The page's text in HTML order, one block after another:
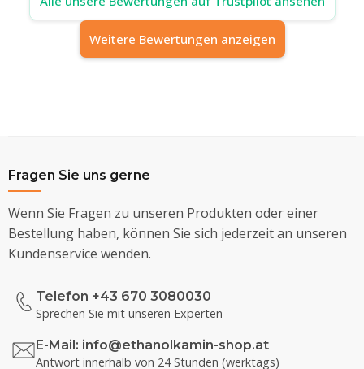
Weitere Bewertungen anzeigen
Fragen Sie uns gerne
Wenn Sie Fragen zu unseren Produkten oder einer
Bestellung haben, können Sie sich jederzeit an unseren
Kundenservice wenden.
Telefon +43 670 3080030
Sprechen Sie mit unseren Experten
E-Mail: info@ethanolkamin-shop.at
Antwort innerhalb von 24 Stunden (werktags)